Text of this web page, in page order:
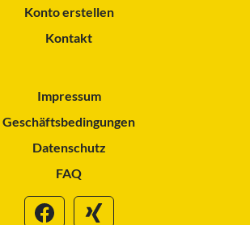
Konto erstellen
Kontakt
Impressum
Geschäftsbedingungen
Datenschutz
FAQ